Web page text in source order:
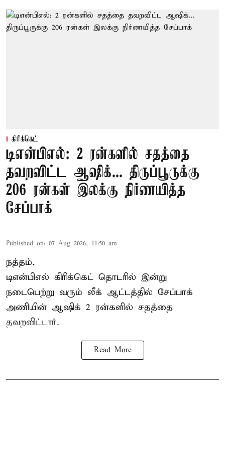
கிரிக்கெட்
டிஎன்பிஎல்: 2 ரன்களில் சதத்தை
தவறவிட்ட ஆஷிக்... திருப்பூருக்கு
206 ரன்கள் இலக்கு நிர்ணயித்த
சேப்பாக்
Published on: 07 Aug 2026, 11:50 am
நத்தம்,
டிஎன்பிஎல் கிரிக்கெட் தொடரில் இன்று
நடைபெற்று வரும் லீக் ஆட்டத்தில் சேப்பாக்
அணியின் ஆஷிக் 2 ரன்களில் சதத்தை
தவறவிட்டார்.
Read More